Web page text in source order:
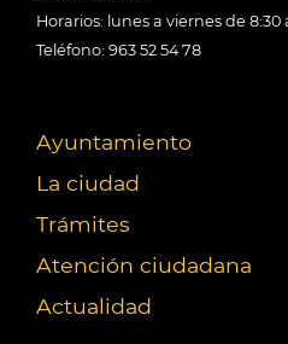
Horarios: lunes a viernes de 8:30
Teléfono: 963 52 54 78
Ayuntamiento
La ciudad
Trámites
Atención ciudadana
Actualidad